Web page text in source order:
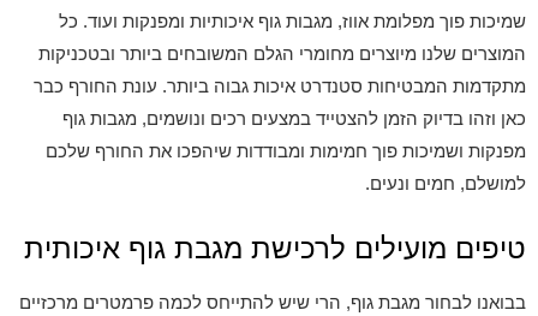
שמיכות פוך מפלומת אווז, מגבות גוף איכותיות ומפנקות ועוד. כל
המוצרים שלנו מיוצרים מחומרי הגלם המשובחים ביותר ובטכניקות
מתקדמות המבטיחות סטנדרט איכות גבוה ביותר. עונת החורף כבר
כאן וזהו בדיוק הזמן להצטייד במצעים רכים ונושמים, מגבות גוף
מפנקות ושמיכות פוך חמימות ומבודדות שיהפכו את החורף שלכם
למושלם, חמים ונעים.
טיפים מועילים לרכישת מגבת גוף איכותית
בבואנו לבחור מגבת גוף, הרי שיש להתייחס לכמה פרמטרים מרכזיים